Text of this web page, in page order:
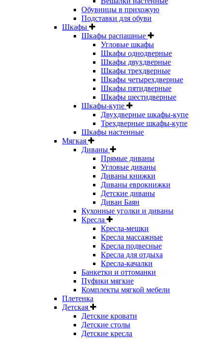
Обувницы в прихожую
Подставки для обуви
Шкафы
Шкафы распашные
Угловые шкафы
Шкафы однодверные
Шкафы двухдверные
Шкафы трехдверные
Шкафы четырехдверные
Шкафы пятидверные
Шкафы шестидверные
Шкафы-купе
Двухдверные шкафы-купе
Трехдверные шкафы-купе
Шкафы настенные
Мягкая
Диваны
Прямые диваны
Угловые диваны
Диваны книжки
Диваны еврокнижки
Детские диваны
Диван Баян
Кухонные уголки и диваны
Кресла
Кресла-мешки
Кресла массажные
Кресла подвесные
Кресла для отдыха
Кресла-качалки
Банкетки и оттоманки
Пуфики мягкие
Комплекты мягкой мебели
Плетенка
Детская
Детские кровати
Детские столы
Детские кресла